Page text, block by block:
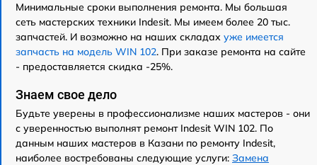
Минимальные сроки выполнения ремонта. Мы большая
сеть мастерских техники Indesit. Мы имеем более 20 тыс.
запчастей. И возможно на наших складах уже имеется
запчасть на модель WIN 102. При заказе ремонта на сайте
- предоставляется скидка -25%.
Знаем свое дело
Будьте уверены в профессионализме наших мастеров - они
с уверенностью выполнят ремонт Indesit WIN 102. По
данным наших мастеров в Казани по ремонту Indesit,
наиболее востребованы следующие услуги: Замена